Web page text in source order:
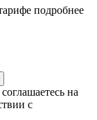
подробнее
на
с